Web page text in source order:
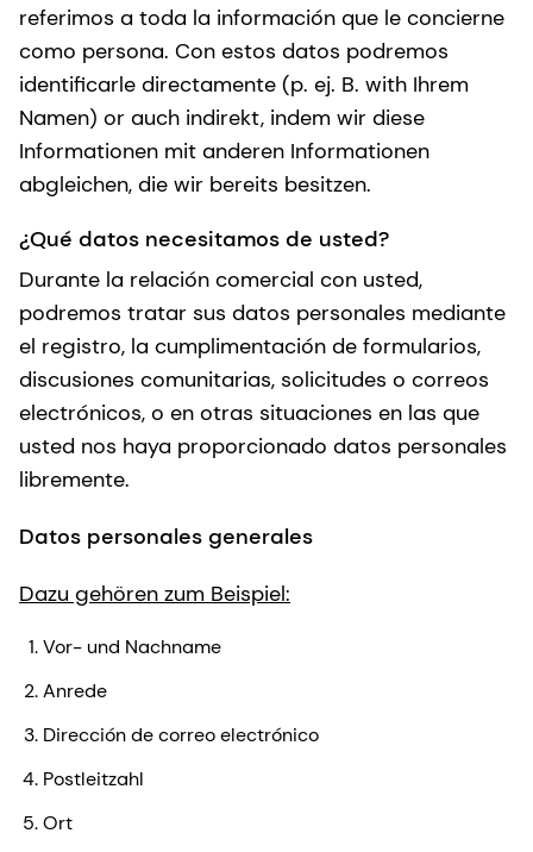
referimos a toda la información que le concierne
como persona. Con estos datos podremos
identificarle directamente (p. ej. B. with Ihrem
Namen) or auch indirekt, indem wir diese
Informationen mit anderen Informationen
abgleichen, die wir bereits besitzen.
¿Qué datos necesitamos de usted?
Durante la relación comercial con usted,
podremos tratar sus datos personales mediante
el registro, la cumplimentación de formularios,
discusiones comunitarias, solicitudes o correos
electrónicos, o en otras situaciones en las que
usted nos haya proporcionado datos personales
libremente.
Datos personales generales
Dazu gehören zum Beispiel:
Vor- und Nachname
Anrede
Dirección de correo electrónico
Postleitzahl
Ort